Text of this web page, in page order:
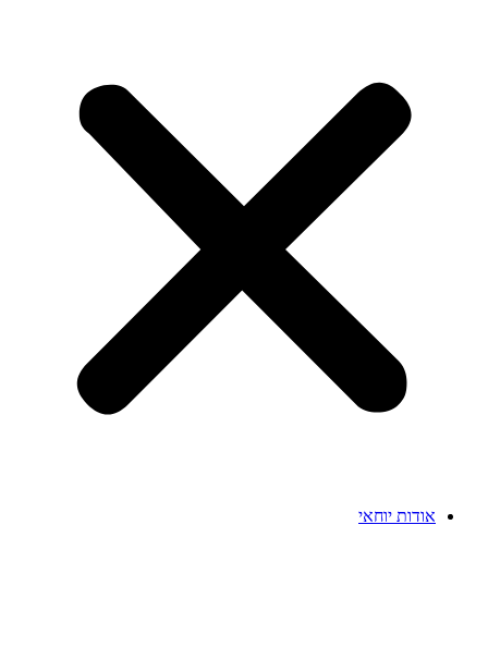
אודות יוחאי